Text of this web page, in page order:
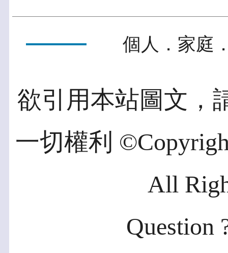
個人．家庭
欲引用本站圖文，
一切權利
All
Question